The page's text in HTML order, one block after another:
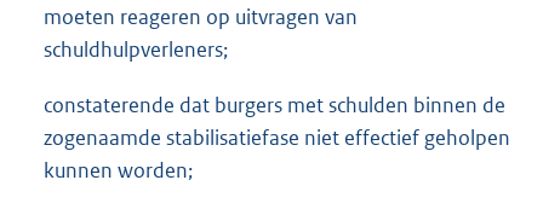
moeten reageren op uitvragen van
schuldhulpverleners;
constaterende dat burgers met schulden binnen de
zogenaamde stabilisatiefase niet effectief geholpen
kunnen worden;